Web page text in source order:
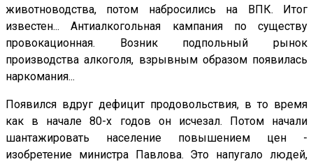
животноводства, потом набросились на ВПК. Итог
известен... Антиалкогольная кампания по существу
провокационная. Возник подпольный рынок
производства алкоголя, взрывным образом появилась
наркомания...
Появился вдруг дефицит продовольствия, в то время
как в начале 80-х годов он исчезал. Потом начали
шантажировать население повышением цен -
изобретение министра Павлова. Это напугало людей,